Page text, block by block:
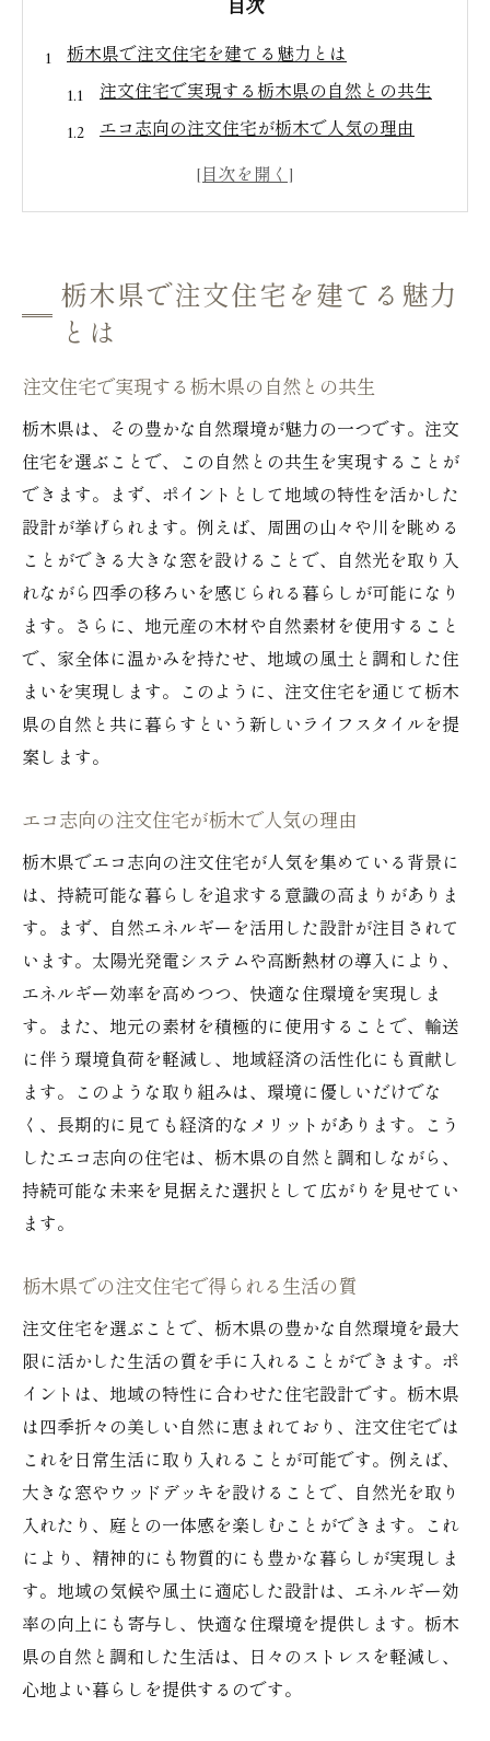
目次
栃木県で注文住宅を建てる魅力とは
注文住宅で実現する栃木県の自然との共生
エコ志向の注文住宅が栃木で人気の理由
栃木県での注文住宅で得られる生活の質
注文住宅でしか味わえない栃木の魅力
GX志向型住宅で叶える持続可能な暮らし
GX志向型住宅で持続可能な注文住宅を実現
環境に優しいGX志向型注文住宅の特徴
注文住宅を通じてGX志向型生活を実現する
GX志向型注文住宅がもたらすエコライフ
持続可能な未来を創るGX志向型注文住宅
エコな注文住宅で栃木県の自然を守る
栃木の注文住宅でエネルギー効率を高める
注文住宅で栃木県のエコライフを叶える
自然素材を活かした栃木県の注文住宅
らし
栃木県のGX志向型注文住宅の特徴
栃木県で進化するGX志向型注文住宅
GX志向型注文住宅がもたらす環境貢献
栃木で実現するGX志向型注文住宅の魅力
注文住宅とGX志向型デザインの組み合わせ
GX志向型注文住宅が叶える未来志向の暮ら
し
自然と調和する栃木県の注文住宅
注文住宅で実現する自然との調和
自然を活かした注文住宅の設計事例
自然と調和する注文住宅のデザイン
注文住宅で叶える栃木の自然豊かな暮らし
環境配慮型住宅を注文住宅で選ぶ理由
注文住宅で叶える環境配慮型暮らし
環境配慮型注文住宅の選び方とポイント
注文住宅で実現する持続可能な生活
環境配慮型注文住宅の特徴と利点
注文住宅で始める環境に優しい暮らし
持続可能な暮らしを支える注文住宅
栃木県で注文住宅を建てる魅力
とは
注文住宅で実現する栃木県の自然との共生
栃木県は、その豊かな自然環境が魅力の一つです。注文
住宅を選ぶことで、この自然との共生を実現することが
できます。まず、ポイントとして地域の特性を活かした
設計が挙げられます。例えば、周囲の山々や川を眺める
ことができる大きな窓を設けることで、自然光を取り入
れながら四季の移ろいを感じられる暮らしが可能になり
ます。さらに、地元産の木材や自然素材を使用すること
で、家全体に温かみを持たせ、地域の風土と調和した住
まいを実現します。このように、注文住宅を通じて栃木
県の自然と共に暮らすという新しいライフスタイルを提
案します。
エコ志向の注文住宅が栃木で人気の理由
栃木県でエコ志向の注文住宅が人気を集めている背景に
は、持続可能な暮らしを追求する意識の高まりがありま
す。まず、自然エネルギーを活用した設計が注目されて
います。太陽光発電システムや高断熱材の導入により、
エネルギー効率を高めつつ、快適な住環境を実現しま
す。また、地元の素材を積極的に使用することで、輸送
に伴う環境負荷を軽減し、地域経済の活性化にも貢献し
ます。このような取り組みは、環境に優しいだけでな
く、長期的に見ても経済的なメリットがあります。こう
したエコ志向の住宅は、栃木県の自然と調和しながら、
持続可能な未来を見据えた選択として広がりを見せてい
ます。
栃木県での注文住宅で得られる生活の質
注文住宅を選ぶことで、栃木県の豊かな自然環境を最大
限に活かした生活の質を手に入れることができます。ポ
イントは、地域の特性に合わせた住宅設計です。栃木県
は四季折々の美しい自然に恵まれており、注文住宅では
これを日常生活に取り入れることが可能です。例えば、
大きな窓やウッドデッキを設けることで、自然光を取り
入れたり、庭との一体感を楽しむことができます。これ
により、精神的にも物質的にも豊かな暮らしが実現しま
す。地域の気候や風土に適応した設計は、エネルギー効
率の向上にも寄与し、快適な住環境を提供します。栃木
県の自然と調和した生活は、日々のストレスを軽減し、
心地よい暮らしを提供するのです。